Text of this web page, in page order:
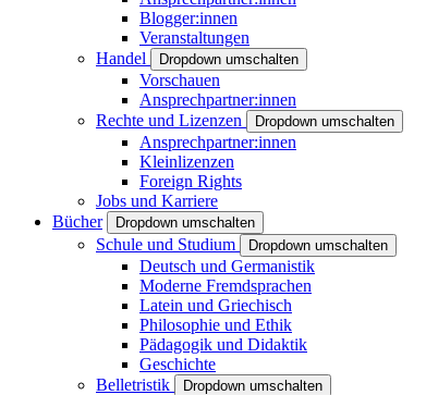
Blogger:innen
Veranstaltungen
Handel
Dropdown umschalten
Vorschauen
Ansprechpartner:innen
Rechte und Lizenzen
Dropdown umschalten
Ansprechpartner:innen
Kleinlizenzen
Foreign Rights
Jobs und Karriere
Bücher
Dropdown umschalten
Schule und Studium Dropdown umschalten
Deutsch und Germanistik
Moderne Fremdsprachen
Latein und Griechisch
Philosophie und Ethik
Pädagogik und Didaktik
Geschichte
Belletristik
Dropdown umschalten